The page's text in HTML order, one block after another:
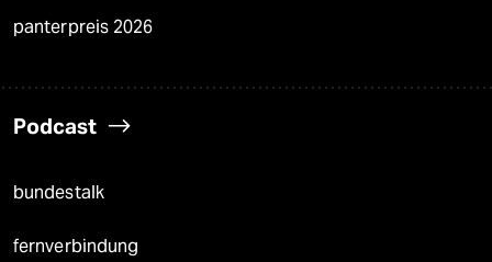
panterpreis 2026
Podcast
bundestalk
fernverbindung